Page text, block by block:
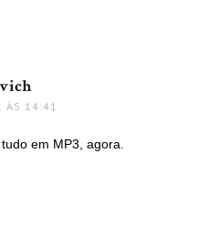
disse:
ÀS 14:41
em MP3, agora.